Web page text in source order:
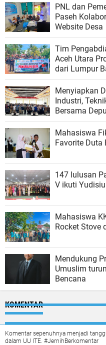
PNL dan
Paseh
Website Desa
Tim
Aceh Utara
dari Lumpur
Menyiapkan
Industri,
Bersama
Mahasiswa
147 lulusan
V ikuti
Mahasiswa
Rocket Stove
Mendukung
Umuslim
Bencana
KOMENTAR
Komentar sepenuhnya menjadi
dalam UU ITE. #JernihBerkomentar